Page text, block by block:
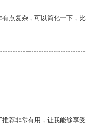
有点复杂，可以简化一下，
推荐非常有用，让我能够享